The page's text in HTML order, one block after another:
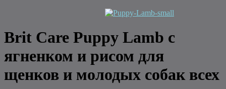
Brit Care Puppy Lamb с
ягненком и рисом для
щенков и молодых собак всех